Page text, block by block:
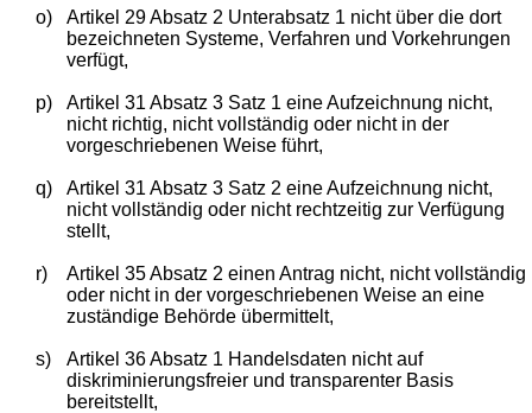
o)
Artikel 29 Absatz 2 Unterabsatz 1 nicht über die dort
bezeichneten Systeme, Verfahren und Vorkehrungen
verfügt,
p)
Artikel 31 Absatz 3 Satz 1 eine Aufzeichnung nicht,
nicht richtig, nicht vollständig oder nicht in der
vorgeschriebenen Weise führt,
q)
Artikel 31 Absatz 3 Satz 2 eine Aufzeichnung nicht,
nicht vollständig oder nicht rechtzeitig zur Verfügung
stellt,
r)
Artikel 35 Absatz 2 einen Antrag nicht, nicht vollständig
oder nicht in der vorgeschriebenen Weise an eine
zuständige Behörde übermittelt,
s)
Artikel 36 Absatz 1 Handelsdaten nicht auf
diskriminierungsfreier und transparenter Basis
bereitstellt,